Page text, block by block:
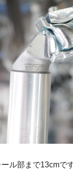
ル部まで13cmです